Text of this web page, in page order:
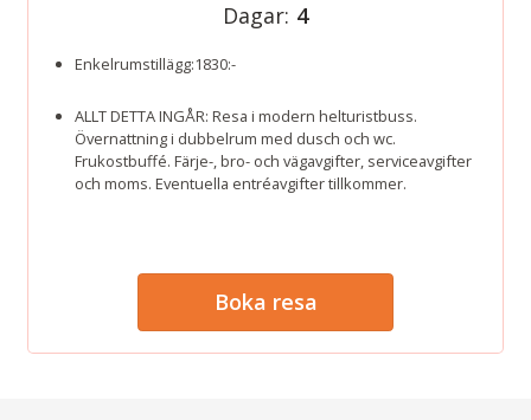
Dagar: 4
Enkelrumstillägg:1830:-
ALLT DETTA INGÅR: Resa i modern helturistbuss.
Övernattning i dubbelrum med dusch och wc.
Frukostbuffé. Färje-, bro- och vägavgifter, serviceavgifter
och moms. Eventuella entréavgifter tillkommer.
Boka resa